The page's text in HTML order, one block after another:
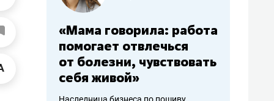
«Мама говорила: работа
помогает отвлечься
от болезни, чувствовать
себя живой»